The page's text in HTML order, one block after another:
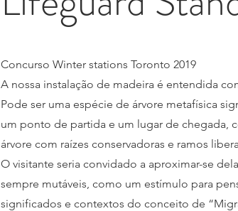
Concurso Winter stations Toronto 2019
A nossa instalação de madeira é entendida
Pode ser uma espécie de árvore metafísica
um ponto de partida e um lugar de chegada,
árvore com raízes conservadoras e ramos
O visitante seria convidado a aproximar-se
sempre mutáveis, como um estímulo para
significados e contextos do conceito de